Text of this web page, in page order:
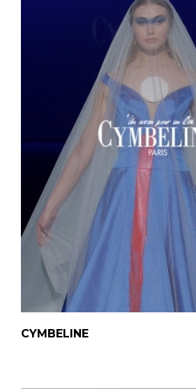
CYMBELINE